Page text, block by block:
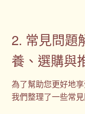
2. 常見問題
養、選購與
為了幫助您更好地
我們整理了一些常見